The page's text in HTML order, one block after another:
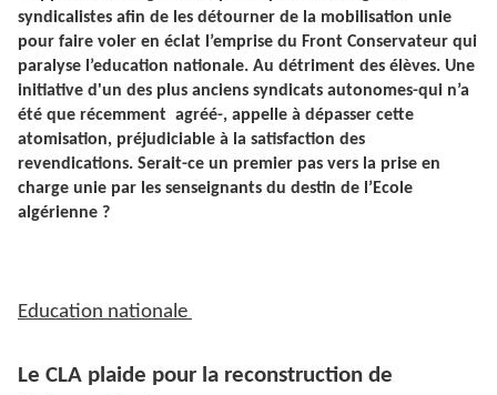
syndicalistes afin de les détourner de la mobilisation unie
pour faire voler en éclat l’emprise du Front Conservateur qui
paralyse l’education nationale. Au détriment des élèves. Une
initiative d'un des plus anciens syndicats autonomes-qui n’a
été que récemment agréé-, appelle à dépasser cette
atomisation, préjudiciable à la satisfaction des
revendications. Serait-ce un premier pas vers la prise en
charge unie par les senseignants du destin de l’Ecole
algérienne ?
Education nationale
Le CLA plaide pour la reconstruction de